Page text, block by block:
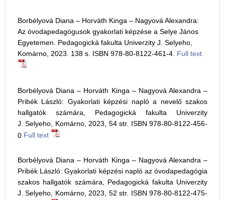
Borbélyová Diana – Horváth Kinga – Nagyová Alexandra:
Az óvodapedagógusok gyakorlati képzése a Selye János
Egyetemen. Pedagogická fakulta Univerzity J. Selyeho,
Komárno, 2023. 138 s. ISBN 978-80-8122-461-4. Full text
Borbélyová Diana – Horváth Kinga – Nagyová Alexandra –
Pribék László: Gyakorlati képzési napló a nevelő szakos
hallgatók számára, Pedagogická fakulta Univerzity
J. Selyeho, Komárno, 2023, 54 str. ISBN 978-80-8122-456-
0 Full text
Borbélyová Diana – Horváth Kinga – Nagyová Alexandra –
Pribék László: Gyakorlati képzési napló az óvodapedagógia
szakos hallgatók számára, Pedagogická fakulta Univerzity
J. Selyeho, Komárno, 2023, 52 str. ISBN 978-80-8122-475-